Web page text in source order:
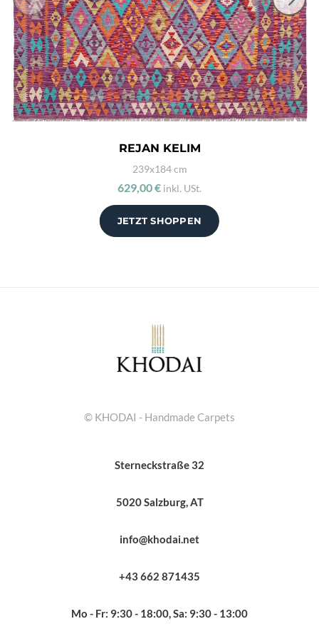
JETZT SHOPPEN
REJAN KELIM
239x184 cm
629,00 € inkl. USt.
© KHODAI - Handmade Carpets
Sterneckstraße 32
5020 Salzburg, AT
info@khodai.net
+43 662 871435
Mo - Fr: 9:30 - 18:00, Sa: 9:30 - 13:00